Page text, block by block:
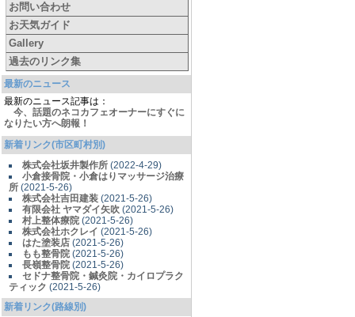
お問い合わせ
お天気ガイド
Gallery
過去のリンク集
最新のニュース
最新のニュース記事は：
今、話題のネコカフェオーナーにすぐに
なりたい方へ朗報！
新着リンク(市区町村別)
株式会社坂井製作所 (2022-4-29)
小倉接骨院・小倉はりマッサージ治療
所 (2021-5-26)
株式会社吉田建装 (2021-5-26)
有限会社 ヤマダイ矢吹 (2021-5-26)
村上整体療院 (2021-5-26)
株式会社ホクレイ (2021-5-26)
はた塗装店 (2021-5-26)
もも整骨院 (2021-5-26)
長嶺整骨院 (2021-5-26)
セドナ整骨院・鍼灸院・カイロプラク
ティック (2021-5-26)
新着リンク(路線別)